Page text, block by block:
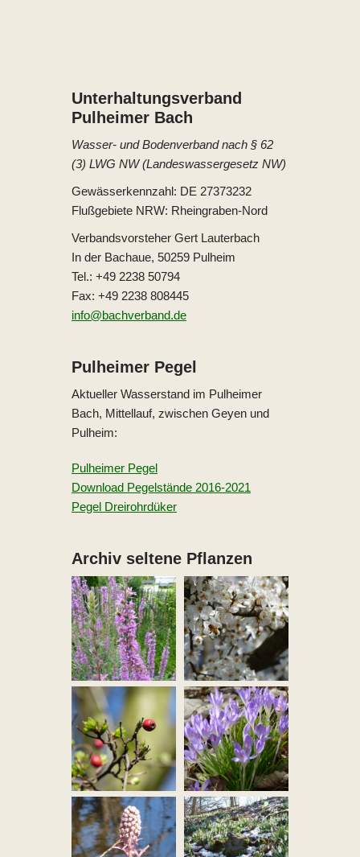
Unterhaltungs­verband
Pulheimer Bach
Wasser- und Bodenverband nach § 62
(3) LWG NW (Landeswassergesetz NW)
Gewässerkennzahl: DE 27373232
Flußgebiete NRW: Rheingraben-Nord
Verbandsvorsteher Gert Lauterbach
In der Bachaue, 50259 Pulheim
Tel.: +49 2238 50794
Fax: +49 2238 808445
info@bachverband.de
Pulheimer Pegel
Aktueller Wasserstand im Pulheimer
Bach, Mittellauf, zwischen Geyen und
Pulheim:
Pulheimer Pegel
Download Pegelstände 2016-2021
Pegel Dreirohrdüker
Archiv seltene Pflanzen